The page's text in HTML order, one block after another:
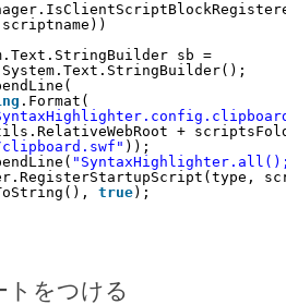
scriptname))
sb =
System.Text.StringBuilder();
.Format(
+
));
true);
トをつける